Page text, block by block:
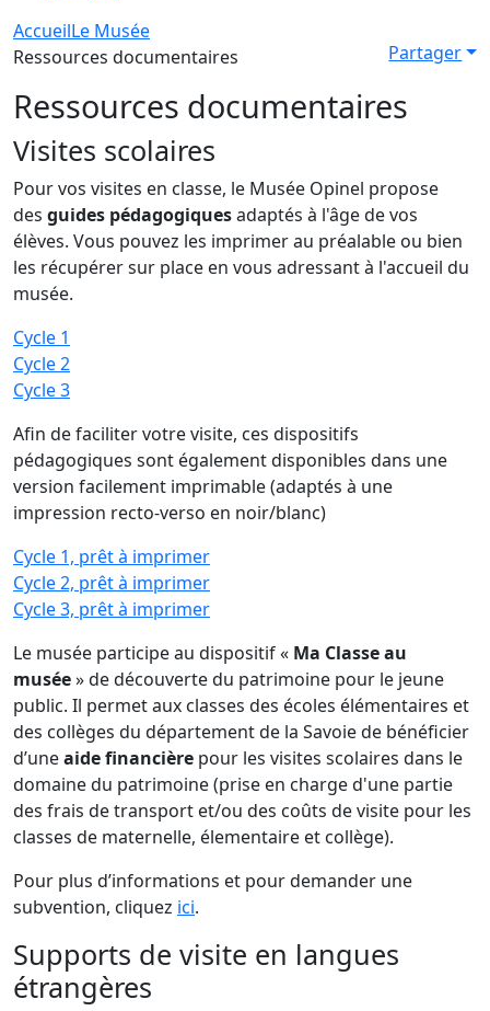
AccueilLe Musée
Ressources documentaires
Partager
Ressources documentaires
Visites scolaires
Pour vos visites en classe, le Musée Opinel propose
des guides pédagogiquesadaptés à l'âge de vos
élèves. Vous pouvez les imprimer au préalable ou bien
les récupérer sur place en vous adressant à l'accueil du
musée.
Cycle 1
Cycle 2
Cycle 3
Afin de faciliter votre visite, ces dispositifs
pédagogiques sont également disponibles dans une
version facilement imprimable (adaptés à une
impression recto-verso en noir/blanc)
Cycle 1, prêt à imprimer
Cycle 2, prêt à imprimer
Cycle 3, prêt à imprimer
Le musée participe au dispositif « Ma Classe au
musée» de découverte du patrimoine pour le jeune
public. Il permet aux classes des écoles élémentaires et
des collèges du département de la Savoie de bénéficier
d’uneaide financière pour les visites scolaires dans le
domaine du patrimoine (prise en charge d'une partie
des frais de transport et/ou des coûts de visite pour les
classes de maternelle, élementaire et collège).
Pour plus d’informations et pour demander une
subvention, cliquez ici.
Supports de visite en langues
étrangères